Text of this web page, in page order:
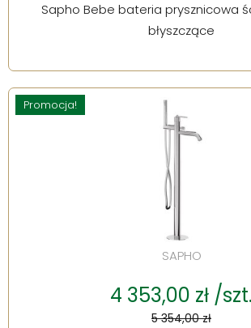
Sapho Bebe bateria prysznicowa
błyszczące
Promocja!
SAPHO
4 353,00 zł /szt.
5 354,00 zł